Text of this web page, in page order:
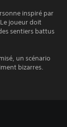
inspiré par
joueur doit
sentiers battus
un scénario
bizarres.